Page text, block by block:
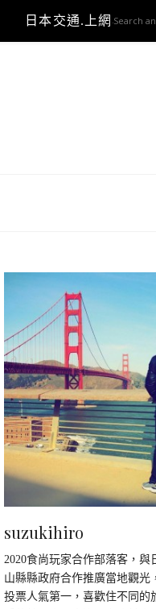
日本交通.上網與3C
suzukihiro
2020食尚玩家合作部落客，與
山縣縣政府合作推廣當地觀光
投票人氣第一，喜歡住不同的